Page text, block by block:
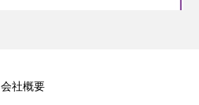
会社概要